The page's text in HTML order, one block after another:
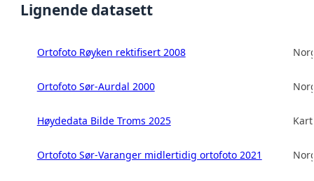
Lignende datasett
Ortofoto Røyken rektifisert 2008
Ortofoto Sør-Aurdal 2000
Høydedata Bilde Troms 2025
Ortofoto Sør-Varanger midlertidig ortofoto 2021